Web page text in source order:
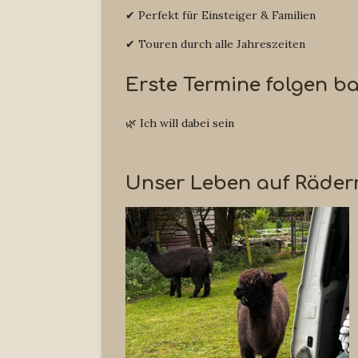
✔ Perfekt für Einsteiger & Familien
✔ Touren durch alle Jahreszeiten
Erste Termine folgen
🌿 Ich will dabei sein
Unser Leben auf